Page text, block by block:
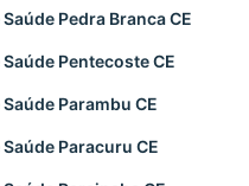
Pedra Branca CE
Pentecoste CE
Parambu CE
Paracuru CE